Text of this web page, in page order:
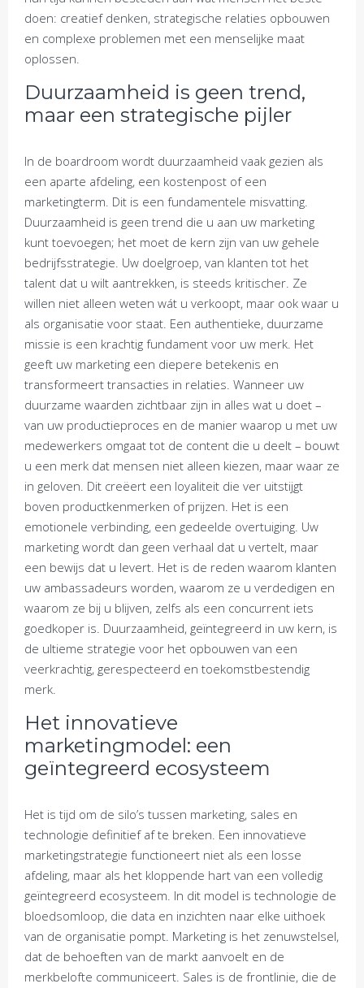
doen: creatief denken, strategische relaties opbouwen
en complexe problemen met een menselijke maat
oplossen.
Duurzaamheid is geen trend,
maar een strategische pijler
In de boardroom wordt duurzaamheid vaak gezien als
een aparte afdeling, een kostenpost of een
marketingterm. Dit is een fundamentele misvatting.
Duurzaamheid is geen trend die u aan uw marketing
kunt toevoegen; het moet de kern zijn van uw gehele
bedrijfsstrategie. Uw doelgroep, van klanten tot het
talent dat u wilt aantrekken, is steeds kritischer. Ze
willen niet alleen weten wát u verkoopt, maar ook waar u
als organisatie voor staat. Een authentieke, duurzame
missie is een krachtig fundament voor uw merk. Het
geeft uw marketing een diepere betekenis en
transformeert transacties in relaties. Wanneer uw
duurzame waarden zichtbaar zijn in alles wat u doet –
van uw productieproces en de manier waarop u met uw
medewerkers omgaat tot de content die u deelt – bouwt
u een merk dat mensen niet alleen kiezen, maar waar ze
in geloven. Dit creëert een loyaliteit die ver uitstijgt
boven productkenmerken of prijzen. Het is een
emotionele verbinding, een gedeelde overtuiging. Uw
marketing wordt dan geen verhaal dat u vertelt, maar
een bewijs dat u levert. Het is de reden waarom klanten
uw ambassadeurs worden, waarom ze u verdedigen en
waarom ze bij u blijven, zelfs als een concurrent iets
goedkoper is. Duurzaamheid, geïntegreerd in uw kern, is
de ultieme strategie voor het opbouwen van een
veerkrachtig, gerespecteerd en toekomstbestendig
merk.
Het innovatieve
marketingmodel: een
geïntegreerd ecosysteem
Het is tijd om de silo’s tussen marketing, sales en
technologie definitief af te breken. Een innovatieve
marketingstrategie functioneert niet als een losse
afdeling, maar als het kloppende hart van een volledig
geïntegreerd ecosysteem. In dit model is technologie de
bloedsomloop, die data en inzichten naar elke uithoek
van de organisatie pompt. Marketing is het zenuwstelsel,
dat de behoeften van de markt aanvoelt en de
merkbelofte communiceert. Sales is de frontlinie, die de